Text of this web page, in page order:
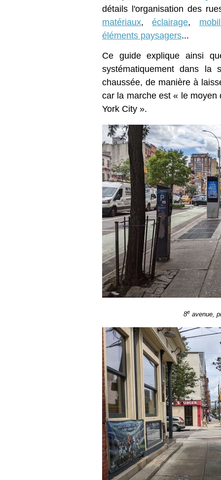
détails l'organisation des
matériaux,éclairage,
éléments paysagers...
Ce guide explique ainsi
systématiquement dans
chaussée, de manière à
car la marche est « le
York City ».
8e avenue,